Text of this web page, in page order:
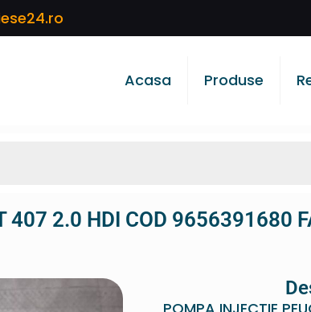
Acasa Produse
407 2.0 HDI COD 9656391680